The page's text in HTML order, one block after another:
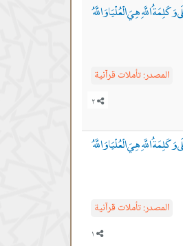
اللَّهِ هِيَ الْعُلْيَا وَاللَّهُ
المصدر:تأملات قرآنية
اللَّهِ هِيَ الْعُلْيَا وَاللَّهُ
المصدر:تأملات قرآنية